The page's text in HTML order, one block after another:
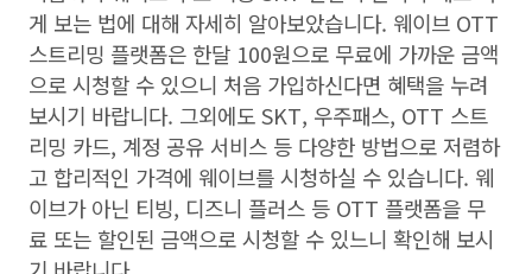
게 보는 법에 대해 자세히 알아보았습니다. 웨이브 OTT
스트리밍 플랫폼은 한달 100원으로 무료에 가까운 금액
으로 시청할 수 있으니 처음 가입하신다면 혜택을 누려
보시기 바랍니다. 그외에도 SKT, 우주패스, OTT 스트
리밍 카드, 계정 공유 서비스 등 다양한 방법으로 저렴하
고 합리적인 가격에 웨이브를 시청하실 수 있습니다. 웨
이브가 아닌 티빙, 디즈니 플러스 등 OTT 플랫폼을 무
료 또는 할인된 금액으로 시청할 수 있느니 확인해 보시